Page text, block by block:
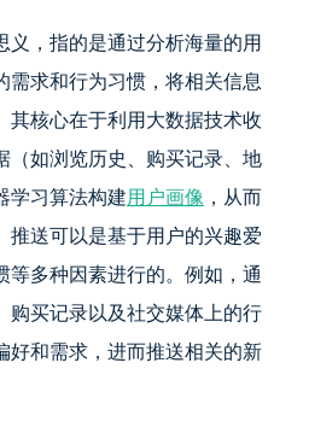
义，指的是通过分析海量的用
需求和行为习惯，将相关信息
其核心在于利用大数据技术收
（如浏览历史、购买记录、地
学习算法构建用户画像 ，从而
推送可以是基于用户的兴趣爱
等多种因素进行的。例如，通
购买记录以及社交媒体上的行
好和需求，进而推送相关的新